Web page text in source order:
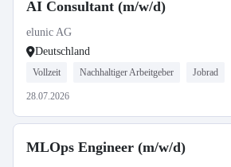
AI Consultant (m/w/d)
elunic AG
Deutschland
Vollzeit Nachhaltiger Arbeitgeber Jobrad
28.07.2026
MLOps Engineer (m/w/d)